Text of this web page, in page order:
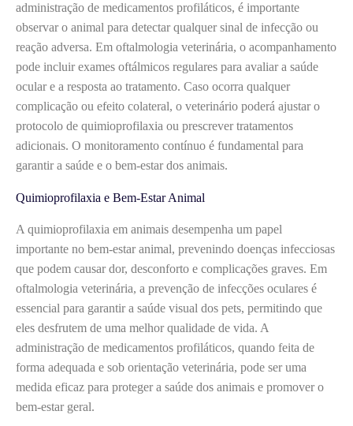
administração de medicamentos profiláticos, é importante
observar o animal para detectar qualquer sinal de infecção ou
reação adversa. Em oftalmologia veterinária, o acompanhamento
pode incluir exames oftálmicos regulares para avaliar a saúde
ocular e a resposta ao tratamento. Caso ocorra qualquer
complicação ou efeito colateral, o veterinário poderá ajustar o
protocolo de quimioprofilaxia ou prescrever tratamentos
adicionais. O monitoramento contínuo é fundamental para
garantir a saúde e o bem-estar dos animais.
Quimioprofilaxia e Bem-Estar Animal
A quimioprofilaxia em animais desempenha um papel
importante no bem-estar animal, prevenindo doenças infecciosas
que podem causar dor, desconforto e complicações graves. Em
oftalmologia veterinária, a prevenção de infecções oculares é
essencial para garantir a saúde visual dos pets, permitindo que
eles desfrutem de uma melhor qualidade de vida. A
administração de medicamentos profiláticos, quando feita de
forma adequada e sob orientação veterinária, pode ser uma
medida eficaz para proteger a saúde dos animais e promover o
bem-estar geral.